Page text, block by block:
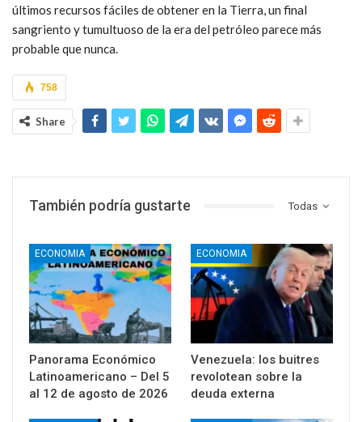
últimos recursos fáciles de obtener en la Tierra, un final
sangriento y tumultuoso de la era del petróleo parece más
probable que nunca.
758
Share
Todas
También podría gustarte
ECONOMIA
Panorama Económico
Latinoamericano – Del 5
al 12 de agosto de 2026
ECONOMIA
Venezuela: los buitres
revolotean sobre la
deuda externa